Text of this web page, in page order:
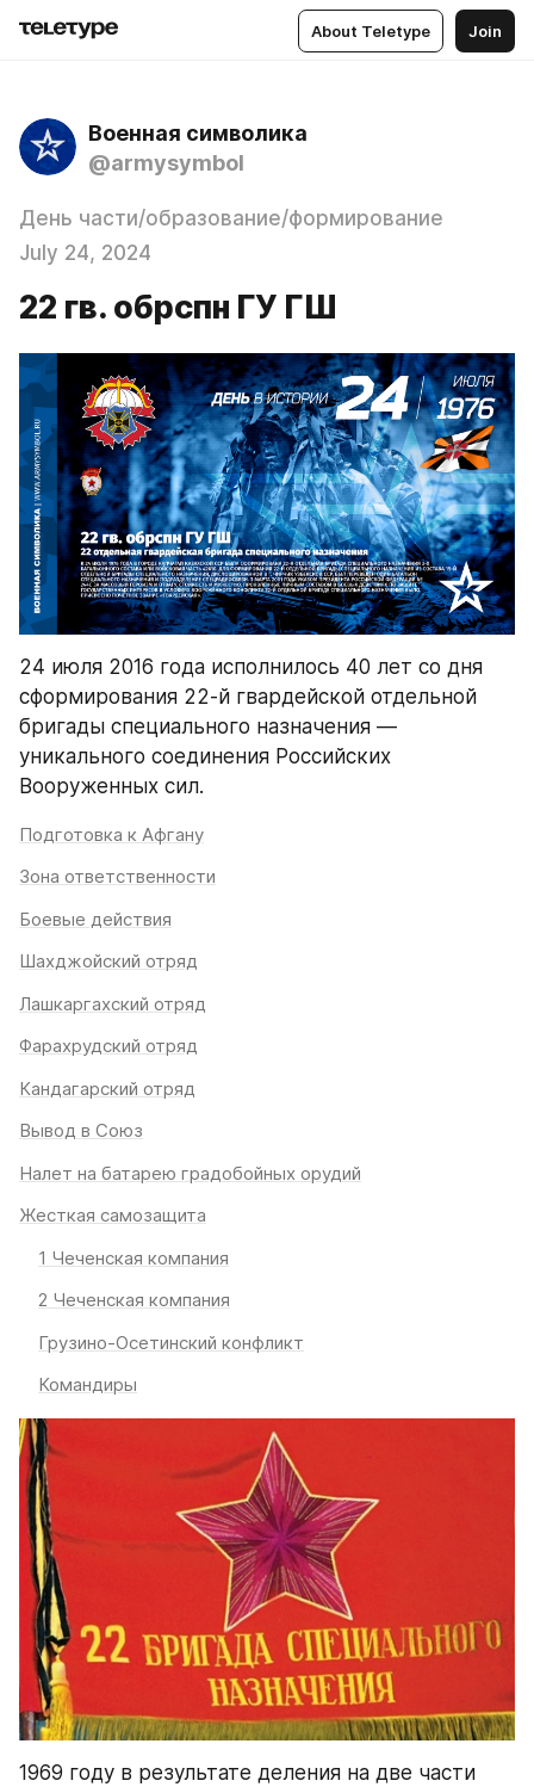
About Teletype Join
Военная символика
@armysymbol
День части/образование/формирование
July 24, 2024
22 гв. обрспн ГУ ГШ
24 июля 2016 года исполнилось 40 лет со дня
сформирования 22-й гвардейской отдельной
бригады специального назначения —
уникального соединения Российских
Вооруженных сил.
Подготовка к Афгану
Зона ответственности
Боевые действия
Шахджойский отряд
Лашкаргахский отряд
Фарахрудский отряд
Кандагарский отряд
Вывод в Союз
Налет на батарею градобойных орудий
Жесткая самозащита
1 Чеченская компания
2 Чеченская компания
Грузино-Осетинский конфликт
Командиры
1969 году в результате деления на две части